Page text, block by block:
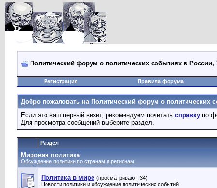
Политический форум о политических событиях в
Регистрация Правила форума
Добро пожаловать на Политический форум о политических
Если это ваш первый визит, рекомендуем почитать справку по
Для просмотра сообщений выберите раздел.
Раздел
Мировая политика
Обсуждение политики по странам и регионам
Политика в мире (просматривают: 34)
Новости политики и обсуждение политических событий